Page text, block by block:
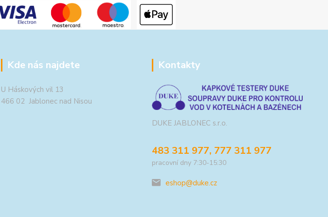
Kde nás najdete
U Háskových vil 13
466 02 Jablonec nad Nisou
Kontakty
DUKE JABLONEC s.r.o.
483 311 977, 777 311 977
pracovní dny 7:30-15:30
eshop@duke.cz